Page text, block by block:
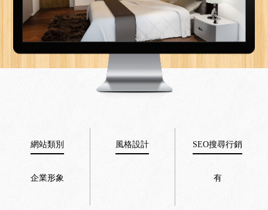
網站類別
企業形象
風格設計 SEO搜尋行銷
有